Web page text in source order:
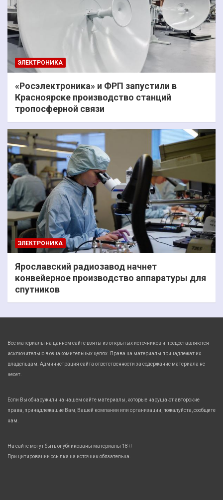
ЭЛЕКТРОНИКА
«Росэлектроника» и ФРП запустили в
Красноярске производство станций
тропосферной связи
ЭЛЕКТРОНИКА
Ярославский радиозавод начнет
конвейерное производство аппаратуры для
спутников
Все материалы на данном сайте взяты из открытых источников и предоставляются
исключительно в ознакомительных целях. Права на материалы принадлежат их
владельцам. Администрация сайта ответственности за содержание материала не
несет.
Если Вы обнаружили на нашем сайте материалы, которые нарушают авторские
права, принадлежащие Вам, Вашей компании или организации, пожалуйста, сообщите
нам.
На сайте могут быть опубликованы материалы 18+!
При цитировании ссылка на источник обязательна.